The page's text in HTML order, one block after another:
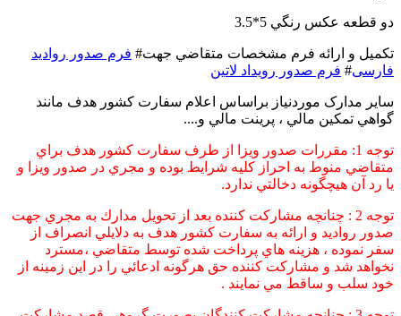
دو قطعه عكس رنگي 5*3.5
تكميل و ارائه فرم مشخصات متقاضي جهت# فرم صدور رواديد
فارسی# فرم صدور رویداد لاتین
ساير مدارک موردنياز براساس اعلام سفارت کشور هدف مانند
گواهي تمکين مالي ، پرينت مالي و....
توجه 1: مقررات صدور ويزا از طرف سفارت كشور هدف براي
متقاضي منوط به احراز كليه شرايط بوده و مجري در صدور ويزا و
يا رد آن هيچگونه دخالتي ندارد.
توجه 2 : چنانچه مشاركت كننده بعد از تحويل مدارك به مجري جهت
صدور رواديد و ارائه به سفارت كشور هدف به دلايلي انصراف از
سفر نموده ، هزينه هاي پرداخت شده توسط متقاضي ،مسترد
نخواهد شد و مشاركت كننده حق هرگونه ادعائي را در اين زمينه از
خود سلب و ساقط مي نمايند .